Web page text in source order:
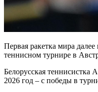
Первая ракетка мира
теннисном турнире в
Белорусская теннисистка
2026 год – с победы в